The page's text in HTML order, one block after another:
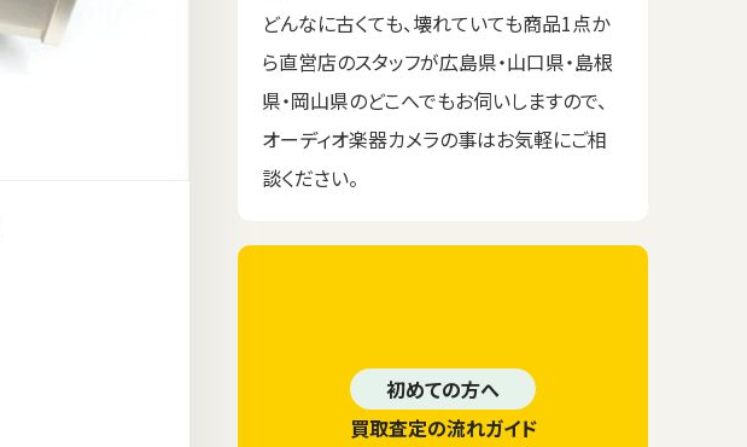
どんなに古くても、壊れていても商品1点か
ら直営店のスタッフが広島県・山口県・島根
県・岡山県のどこへでもお伺いしますので、
オーディオ楽器カメラの事はお気軽にご相
談ください。
初めての方へ
買取査定の流れガイド